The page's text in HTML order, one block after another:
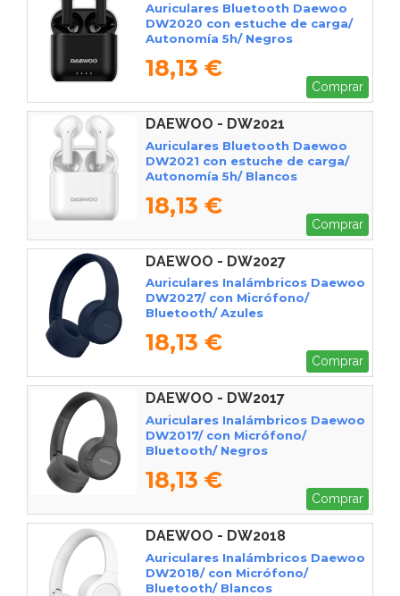
Auriculares Bluetooth Daewoo
DW2020 con estuche de carga/
Autonomía 5h/ Negros
18,13 €
Comprar
DAEWOO - DW2021
Auriculares Bluetooth Daewoo
DW2021 con estuche de carga/
Autonomía 5h/ Blancos
18,13 €
Comprar
DAEWOO - DW2027
Auriculares Inalámbricos Daewoo
DW2027/ con Micrófono/
Bluetooth/ Azules
18,13 €
Comprar
DAEWOO - DW2017
Auriculares Inalámbricos Daewoo
DW2017/ con Micrófono/
Bluetooth/ Negros
18,13 €
Comprar
DAEWOO - DW2018
Auriculares Inalámbricos Daewoo
DW2018/ con Micrófono/
Bluetooth/ Blancos